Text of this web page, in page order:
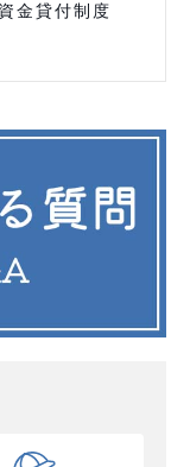
金貸付制度